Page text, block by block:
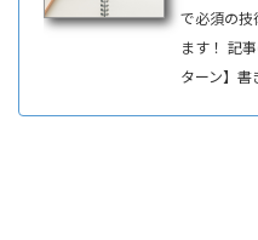
で必須の技
ます！ 記
ターン】書